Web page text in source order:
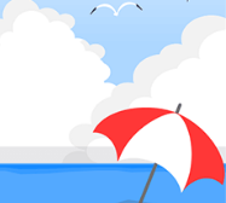
予 約
鳥取東部自動車
学校
詳 細